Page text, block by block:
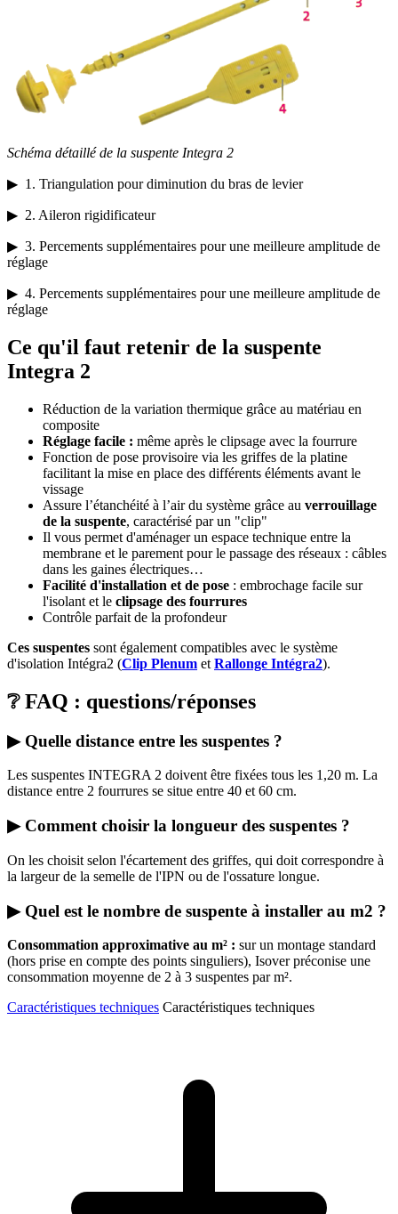
Schéma détaillé de la suspente Integra 2
▶ 1. Triangulation pour diminution du bras de levier
▶ 2. Aileron rigidificateur
▶ 3. Percements supplémentaires pour une meilleure amplitude de
réglage
▶ 4. Percements supplémentaires pour une meilleure amplitude de
réglage
Ce qu'il faut retenir de la suspente
Integra 2
Réduction de la variation thermique grâce au matériau en
composite
Réglage facile : même après le clipsage avec la fourrure
Fonction de pose provisoire via les griffes de la platine
facilitant la mise en place des différents éléments avant le
vissage
Assure l’étanchéité à l’air du système grâce au verrouillage
de la suspente, caractérisé par un "clip"
Il vous permet d'aménager un espace technique entre la
membrane et le parement pour le passage des réseaux : câbles
dans les gaines électriques…
Facilité d'installation et de pose : embrochage facile sur
l'isolant et le clipsage des fourrures
Contrôle parfait de la profondeur
Ces suspentes sont également compatibles avec le système
d'isolation Intégra2 (Clip Plenum et Rallonge Intégra2).
❔ FAQ : questions/réponses
▶ Quelle distance entre les suspentes ?
Les suspentes INTEGRA 2 doivent être fixées tous les 1,20 m. La
distance entre 2 fourrures se situe entre 40 et 60 cm.
▶ Comment choisir la longueur des suspentes ?
On les choisit selon l'écartement des griffes, qui doit correspondre à
la largeur de la semelle de l'IPN ou de l'ossature longue.
▶ Quel est le nombre de suspente à installer au m2 ?
Consommation approximative au m² : sur un montage standard
(hors prise en compte des points singuliers), Isover préconise une
consommation moyenne de 2 à 3 suspentes par m².
Caractéristiques techniques Caractéristiques techniques